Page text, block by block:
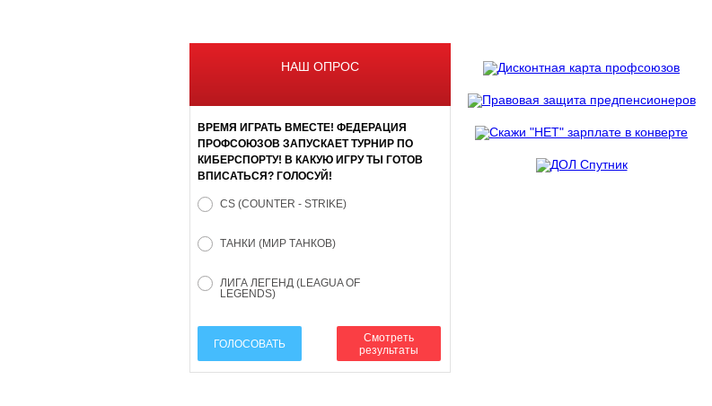
НАШ ОПРОС
ВРЕМЯ ИГРАТЬ ВМЕСТЕ! ФЕДЕРАЦИЯ
ПРОФСОЮЗОВ ЗАПУСКАЕТ ТУРНИР ПО
КИБЕРСПОРТУ! В КАКУЮ ИГРУ ТЫ ГОТОВ
ВПИСАТЬСЯ? ГОЛОСУЙ!
CS (COUNTER - STRIKE)
ТАНКИ (МИР ТАНКОВ)
ЛИГА ЛЕГЕНД (LEAGUA OF
LEGENDS)
ГОЛОСОВАТЬ
Смотреть
результаты